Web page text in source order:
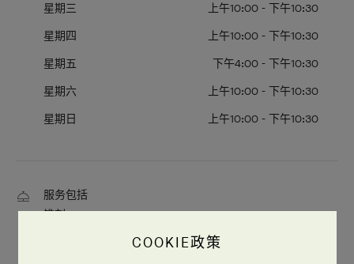
星期三
上午10:00 - 下午10:30
星期四
上午10:00 - 下午10:30
星期五
下午4:00 - 下午10:30
星期六
上午10:00 - 下午10:30
星期日
上午10:00 - 下午10:30
服务包括
镌刻
COOKIE政策